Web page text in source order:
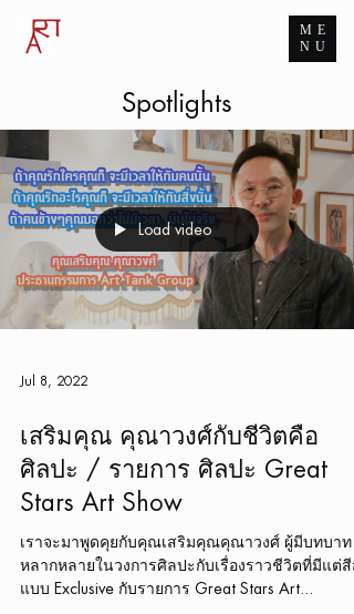
ME
NU
Spotlights
Load video
Jul 8, 2022
เสริมคุณ คุณาวงศ์กับชีวิตคือ
ศิลปะ / รายการ ศิลปะ Great
Stars Art Show
เราจะมาพูดคุยกับคุณเสริมคุณคุณาวงศ์ ผู้มีบทบาท
หลากหลายในวงการศิลปะกับเรื่องราวชีวิตที่มีแต่สี
แบบ Exclusive กับรายการ Great Stars Art...